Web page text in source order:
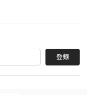
登録